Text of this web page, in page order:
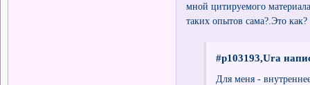
мной цитируемого
таких опытов сама?.Это
#p103193,Ura
Для меня -